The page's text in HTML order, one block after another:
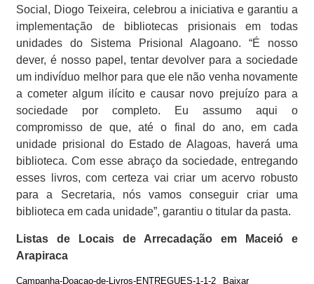
Social, Diogo Teixeira, celebrou a iniciativa e garantiu a
implementação de bibliotecas prisionais em todas
unidades do Sistema Prisional Alagoano. “É nosso
dever, é nosso papel, tentar devolver para a sociedade
um indivíduo melhor para que ele não venha novamente
a cometer algum ilícito e causar novo prejuízo para a
sociedade por completo. Eu assumo aqui o
compromisso de que, até o final do ano, em cada
unidade prisional do Estado de Alagoas, haverá uma
biblioteca. Com esse abraço da sociedade, entregando
esses livros, com certeza vai criar um acervo robusto
para a Secretaria, nós vamos conseguir criar uma
biblioteca em cada unidade”, garantiu o titular da pasta.
Listas de Locais de Arrecadação em Maceió e
Arapiraca
Campanha-Doacao-de-Livros-ENTREGUES-1-1-2 Baixar